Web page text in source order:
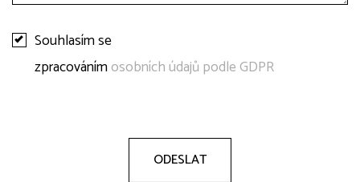
Souhlasím se
zpracovánímosobních údajů podle GDPR
ODESLAT